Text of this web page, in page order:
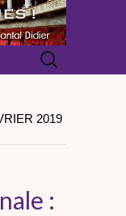
Rechercher :
2019
: